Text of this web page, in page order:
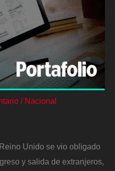
/ Nacional
Unido se vio obligado
y salida de extranjeros,